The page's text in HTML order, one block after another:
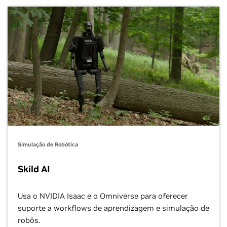
prontas para agentes.
Explore a simulação de robôs
Agility, Apptronik, Fourier Intelligence, Unitree
Explore a geração de dados sintéticos
posteriores.
Explore a simulação de VA
Simulação de Robótica
Skild AI
Usa o NVIDIA Isaac e o Omniverse para oferecer
suporte a workflows de aprendizagem e simulação de
robôs.